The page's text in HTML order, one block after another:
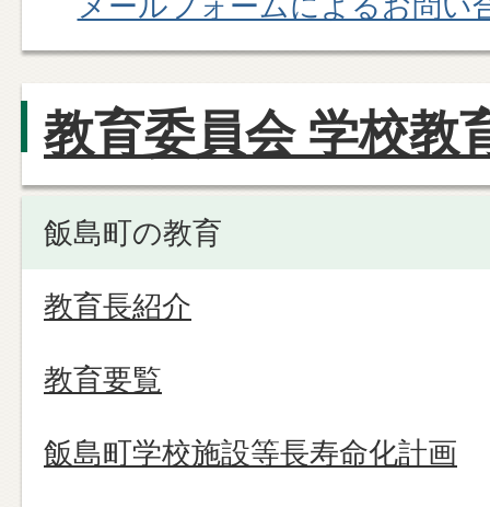
教育委員会 学校教
飯島町の教育
教育長紹介
教育要覧
飯島町学校施設等長寿命化計画